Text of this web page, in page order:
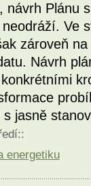
návrh Plánu
Ve
zároveň
Návrh
jasně
::
energetiku